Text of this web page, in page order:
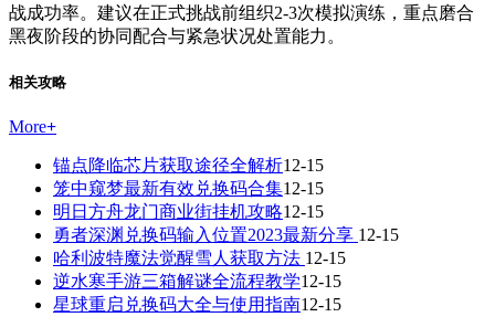
战成功率。建议在正式挑战前组织2-3次模拟演练，重点磨合
黑夜阶段的协同配合与紧急状况处置能力。
相关攻略
More+
锚点降临芯片获取途径全解析12-15
笼中窥梦最新有效兑换码合集12-15
明日方舟龙门商业街挂机攻略12-15
勇者深渊兑换码输入位置2023最新分享 12-15
哈利波特魔法觉醒雪人获取方法 12-15
逆水寒手游三箱解谜全流程教学12-15
星球重启兑换码大全与使用指南12-15